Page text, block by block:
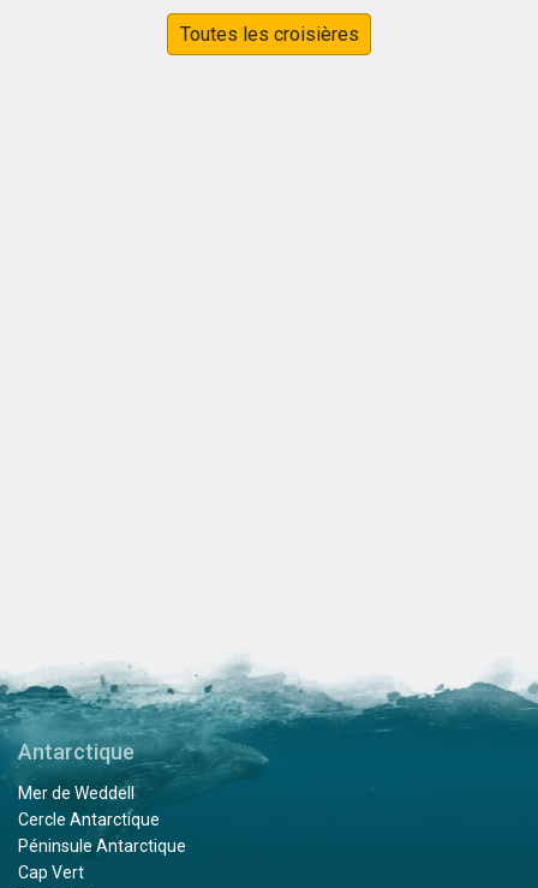
Toutes les croisières
Antarctique
Mer de Weddell
Cercle Antarctique
Péninsule Antarctique
Cap Vert